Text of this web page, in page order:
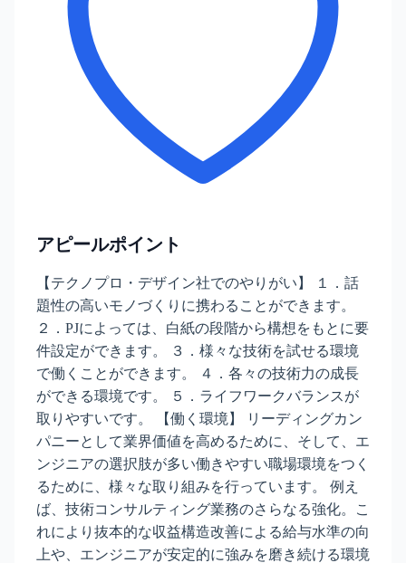
アピールポイント
【テクノプロ・デザイン社でのやりがい】 １．話
題性の高いモノづくりに携わることができます。
２．PJによっては、白紙の段階から構想をもとに要
件設定ができます。 ３．様々な技術を試せる環境
で働くことができます。 ４．各々の技術力の成長
ができる環境です。 ５．ライフワークバランスが
取りやすいです。 【働く環境】 リーディングカン
パニーとして業界価値を高めるために、そして、エ
ンジニアの選択肢が多い働きやすい職場環境をつく
るために、様々な取り組みを行っています。 例え
ば、技術コンサルティング業務のさらなる強化。こ
れにより抜本的な収益構造改善による給与水準の向
上や、エンジニアが安定的に強みを磨き続ける環境